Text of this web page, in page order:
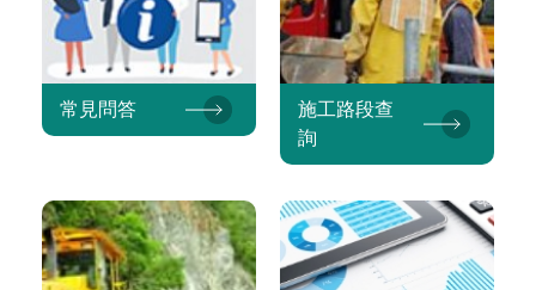
常見問答
施工路段查
詢